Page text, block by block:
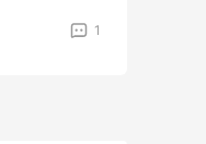
1